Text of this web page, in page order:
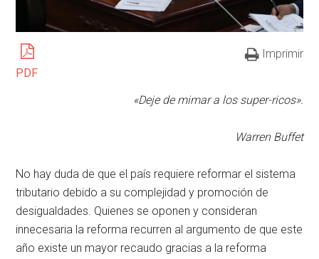
PDF
Imprimir
«Deje de mimar a los super-ricos».
Warren Buffet
No hay duda de que el país requiere reformar el sistema
tributario debido a su complejidad y promoción de
desigualdades. Quienes se oponen y consideran
innecesaria la reforma recurren al argumento de que este
año existe un mayor recaudo gracias a la reforma